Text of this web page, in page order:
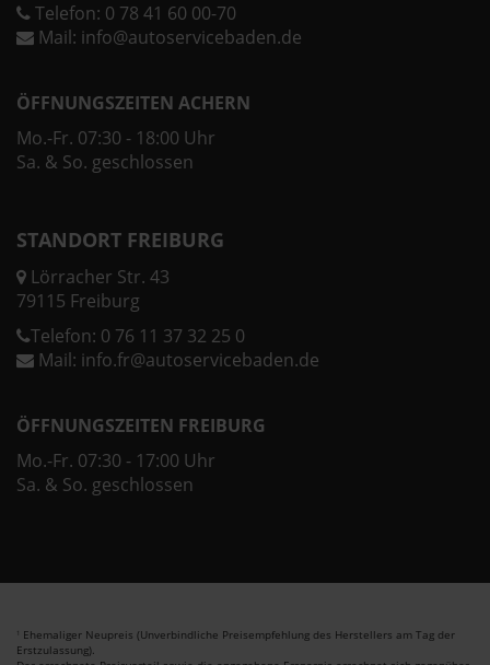
Telefon: 0 78 41 60 00-70
Mail: info@autoservicebaden.de
ÖFFNUNGSZEITEN ACHERN
Mo.-Fr. 07:30 - 18:00 Uhr
Sa. & So. geschlossen
STANDORT FREIBURG
Lörracher Str. 43
79115 Freiburg
Telefon: 0 76 11 37 32 25 0
Mail: info.fr@autoservicebaden.de
ÖFFNUNGSZEITEN FREIBURG
Mo.-Fr. 07:30 - 17:00 Uhr
Sa. & So. geschlossen
1 Ehemaliger Neupreis (Unverbindliche Preisempfehlung des Herstellers am Tag der
Erstzulassung).